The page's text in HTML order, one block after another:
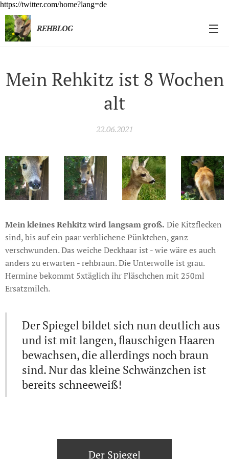
https://twitter.com/home?lang=de
REHBLOG
Mein Rehkitz ist 8 Wochen
alt
22.06.2021
Mein kleines Rehkitz wird langsam groß. Die Kitzflecken
sind, bis auf ein paar verblichene Pünktchen, ganz
verschwunden. Das weiche Deckhaar ist - wie wäre es auch
anders zu erwarten - rehbraun. Die Unterwolle ist grau.
Hermine bekommt 5xtäglich ihr Fläschchen mit 250ml
Ersatzmilch.
Der Spiegel bildet sich nun deutlich aus
und ist mit langen, flauschigen Haaren
bewachsen, die allerdings noch braun
sind. Nur das kleine Schwänzchen ist
bereits schneeweiß!
Der Spiegel